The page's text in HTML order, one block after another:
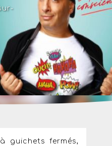
guichets fermés,